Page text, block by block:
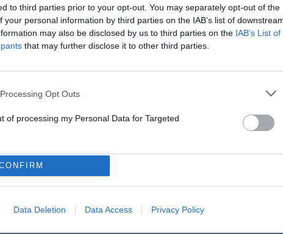
to third parties prior to your opt-out. You may separately opt-out of the
your personal information by third parties on the IAB’s list of
may also be disclosed by us to third parties on the IAB’s List of
that may further disclose it to other third parties.
Opt Outs
of processing my Personal Data for Targeted
Data Deletion Data Access Privacy Policy
si deve avere la possibilità di vedere la
per incidenti o altre cose. Non è solo un
ad altri paesi".